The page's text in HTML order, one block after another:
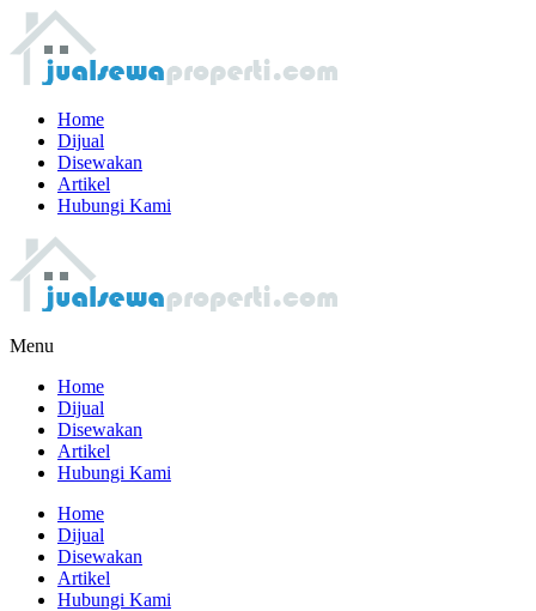
Home
Dijual
Disewakan
Artikel
Hubungi Kami
Menu
Home
Dijual
Disewakan
Artikel
Hubungi Kami
Home
Dijual
Disewakan
Artikel
Hubungi Kami